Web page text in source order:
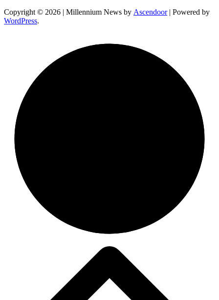
Copyright © 2026 | Millennium News by Ascendoor| Powered by
WordPress.